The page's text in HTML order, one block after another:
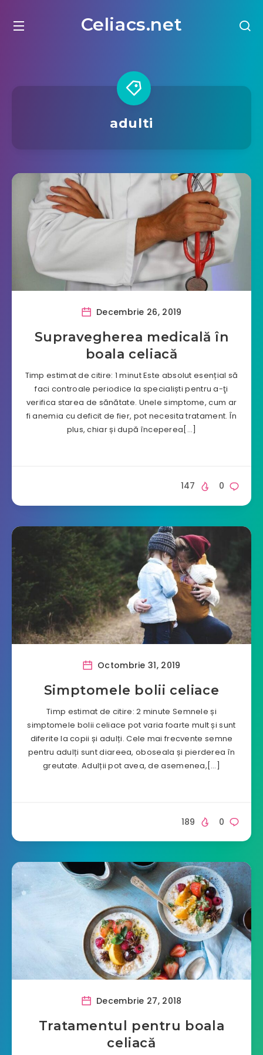
Celiacs.net
adulti
Decembrie 26, 2019
Supravegherea medicală în
boala celiacă
Timp estimat de citire: 1 minut Este absolut esențial să
faci controale periodice la specialiști pentru a-ţi
verifica starea de sănătate. Unele simptome, cum ar
fi anemia cu deficit de fier, pot necesita tratament. În
plus, chiar și după începerea[…]
0
147
Octombrie 31, 2019
Simptomele bolii celiace
Timp estimat de citire: 2 minute Semnele și
simptomele bolii celiace pot varia foarte mult și sunt
diferite la copii și adulți. Cele mai frecvente semne
pentru adulți sunt diareea, oboseala și pierderea în
greutate. Adulții pot avea, de asemenea,[…]
0
189
Decembrie 27, 2018
Tratamentul pentru boala
celiacă